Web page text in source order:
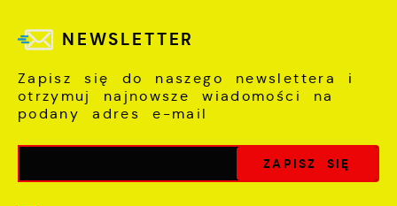
NEWSLETTER
Zapisz się do naszego newslettera i
otrzymuj najnowsze wiadomości na
podany adres e-mail